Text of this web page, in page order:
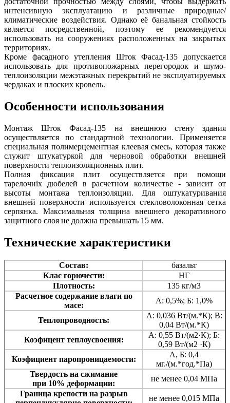
интенсивную эксплуатацию и различные природные/
климатические воздействия. Однако её банальная стойкость
является посредственной, поэтому ее рекомендуется
использовать на сооружениях расположенных на закрытых
территориях.
Кроме фасадного утепления Шток Фасад-135 допускается
использовать для противопожарных перегородок и шумо-
теплоизоляции межэтажных перекрытий не эксплуатируемых
чердаках и плоских кровель.
Особенности использования
Монтаж Шток Фасад-135 на внешнюю стену здания
осуществляется по стандартной технологии. Применяется
специальная полимерцементная клеевая смесь, которая также
служит штукатуркой для черновой обработки внешней
поверхности теплоизоляционных плит.
Полная фиксация плит осуществляется при помощи
тарелочніх дюбелей в расчетном количестве - зависит от
высоты монтажа теплоизоляции. Для оштукатуривания
внешней поверхности используется стекловолоконная сетка
серпянка. Максимальная толщина внешнего декоративного
защитного слоя не должна превышать 15 мм.
Технические характеристики
Состав:
базальт
Клас горючести:
НГ
Плотность:
135 кг/м3
Расчетное содержание влаги по
масе:
А: 0,5%; Б: 1,0%
Теплопроводность:
А: 0,036 Вт/(м.*К); В:
0,04 Вт/(м.*К)
Коэфицент теплоусвоения:
А: 0,55 Вт/(м2·К); Б:
0,59 Вт/(м2 ·К)
Коэфициент паропроницаемости:
А, Б: 0,4
мг./(м.*год.*Па)
Твердость на сжимание
при 10% деформации:
не менее 0,04 МПа
Граница крепости на разрыв
не менее 0,015 МПа